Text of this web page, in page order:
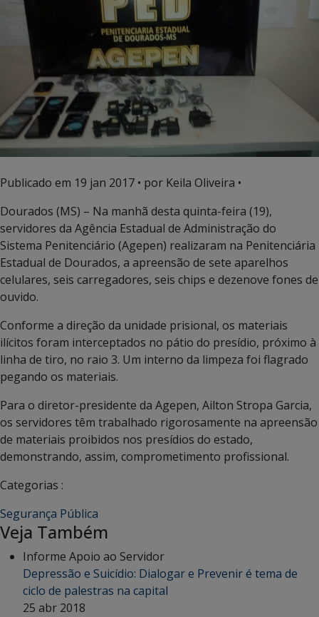
Publicado em 19 jan 2017 • por Keila Oliveira •
Dourados (MS) – Na manhã desta quinta-feira (19),
servidores da Agência Estadual de Administração do
Sistema Penitenciário (Agepen) realizaram na Penitenciária
Estadual de Dourados, a apreensão de sete aparelhos
celulares, seis carregadores, seis chips e dezenove fones de
ouvido.
Conforme a direção da unidade prisional, os materiais
ilícitos foram interceptados no pátio do presídio, próximo à
linha de tiro, no raio 3. Um interno da limpeza foi flagrado
pegando os materiais.
Para o diretor-presidente da Agepen, Ailton Stropa Garcia,
os servidores têm trabalhado rigorosamente na apreensão
de materiais proibidos nos presídios do estado,
demonstrando, assim, comprometimento profissional.
Categorias :
Segurança Pública
Veja Também
Informe Apoio ao Servidor
Depressão e Suicídio: Dialogar e Prevenir é tema de
ciclo de palestras na capital
25 abr 2018